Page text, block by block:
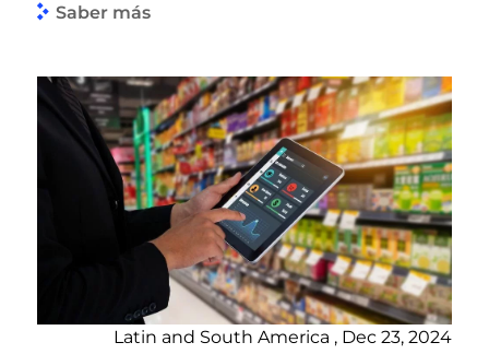
Saber más
Latin and South America , Dec 23, 2024